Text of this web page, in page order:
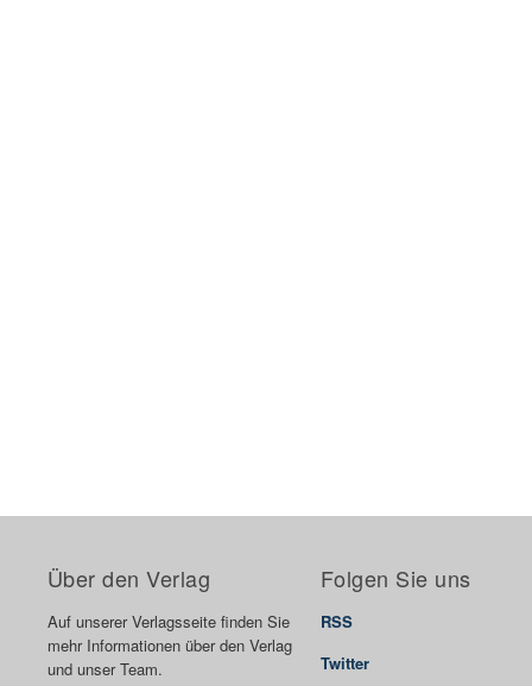
Über den Verlag
Auf unserer Verlagsseite finden Sie
mehr Informationen über den Verlag
und unser Team.
Folgen Sie uns
RSS
Twitter